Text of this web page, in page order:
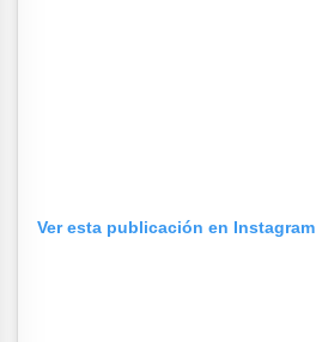
Ver esta publicación en Instagram